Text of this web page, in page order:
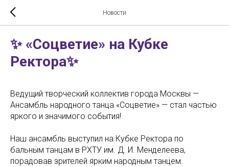
Новости
✨ «Соцветие» на Кубке
Ректора✨
Ведущий творческий коллектив города Москвы —
Ансамбль народного танца «Соцветие» — стал частью
яркого и значимого события!
Наш ансамбль выступил на Кубке Ректора по
бальным танцам в РХТУ им. Д. И. Менделеева,
порадовав зрителей ярким народным танцем.